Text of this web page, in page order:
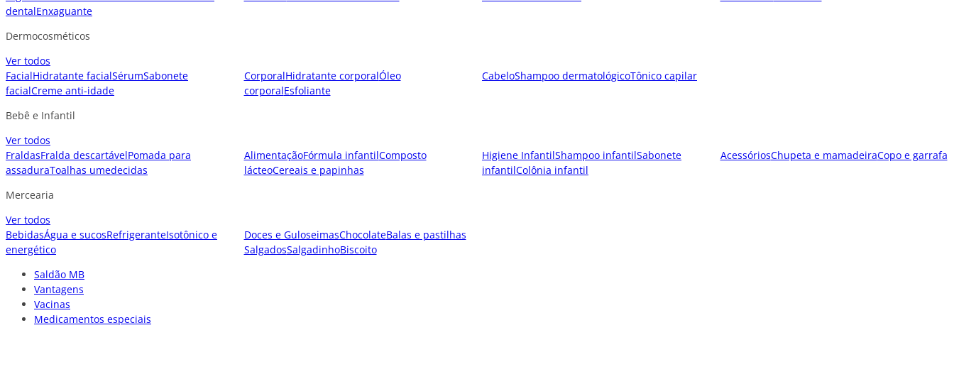
dentalEnxaguante
Dermocosméticos
Ver todos
FacialHidratante facialSérumSabonete
facialCreme anti-idade
CorporalHidratante corporalÓleo
corporalEsfoliante
CabeloShampoo dermatológicoTônico capilar
Bebê e Infantil
Ver todos
FraldasFralda descartávelPomada para
assaduraToalhas umedecidas
AlimentaçãoFórmula infantilComposto
lácteoCereais e papinhas
Higiene InfantilShampoo infantilSabonete
infantilColônia infantil
AcessóriosChupeta e mamadeiraCopo e garrafa
Mercearia
Ver todos
BebidasÁgua e sucosRefrigeranteIsotônico e
energético
Doces e GuloseimasChocolateBalas e pastilhas
SalgadosSalgadinhoBiscoito
Saldão MB
Vantagens
Vacinas
Medicamentos especiais